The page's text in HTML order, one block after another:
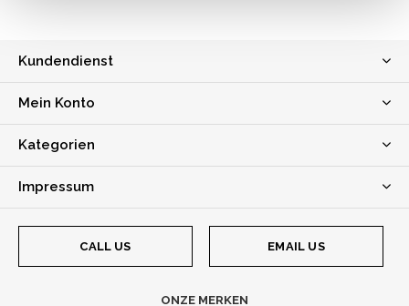
Kundendienst
Mein Konto
Kategorien
Impressum
CALL US EMAIL US
ONZE MERKEN